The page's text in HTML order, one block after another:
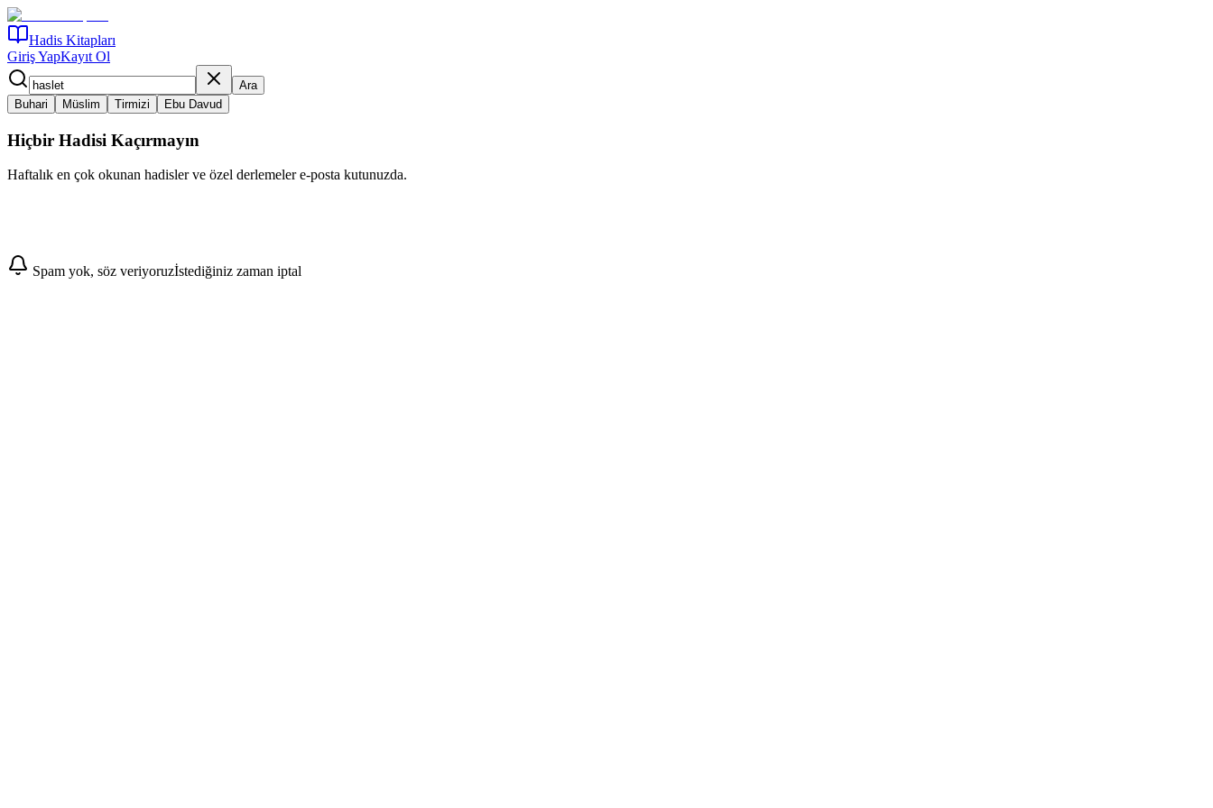
Hadis Kitapları
Giriş YapKayıt Ol
Ara
Buhari
Müslim Tirmizi Ebu Davud
Hiçbir Hadisi Kaçırmayın
Haftalık en çok okunan hadisler ve özel derlemeler e-posta kutunuzda.
Abone Ol
Spam yok, söz veriyoruzİstediğiniz zaman iptal